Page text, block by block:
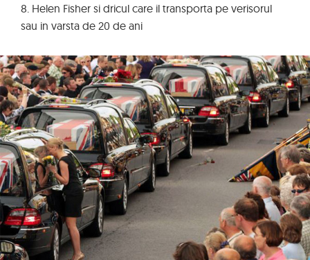
8. Helen Fisher si dricul care il transporta pe verisorul
sau in varsta de 20 de ani